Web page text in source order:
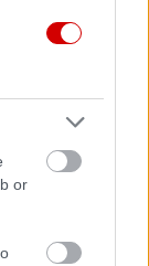
or
210